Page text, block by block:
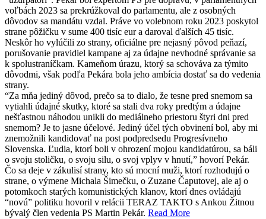
voľbách 2023 sa prekrúžkoval do parlamentu, ale z osobných
dôvodov sa mandátu vzdal. Práve vo volebnom roku 2023 poskytol
strane pôžičku v sume 400 tisíc eur a daroval ďalších 45 tisíc.
Neskôr ho vylúčili zo strany, oficiálne pre nejasný pôvod peňazí,
porušovanie pravidiel kampane aj za údajne nevhodné správanie sa
k spolustraníčkam. Kameňom úrazu, ktorý sa schováva za týmito
dôvodmi, však podľa Pekára bola jeho ambícia dostať sa do vedenia
strany.
“Za mňa jediný dôvod, prečo sa to dialo, že tesne pred snemom sa
vytiahli údajné skutky, ktoré sa stali dva roky predtým a údajne
nešťastnou náhodou unikli do mediálneho priestoru štyri dni pred
snemom? Je to jasne účelové. Jediný účel tých obvinení bol, aby mi
znemožnili kandidovať na post podpredsedu Progresívneho
Slovenska. Ľudia, ktorí boli v ohrození mojou kandidatúrou, sa báli
o svoju stoličku, o svoju silu, o svoj vplyv v hnutí,” hovorí Pekár.
Čo sa deje v zákulisí strany, kto sú mocní muži, ktorí rozhodujú o
strane, o výmene Michala Šimečku, o Zuzane Čaputovej, ale aj o
potomkoch starých komunistických klanov, ktorí dnes ovládajú
“novú” politiku hovoril v relácii TERAZ TAKTO s Ankou Žitnou
bývalý člen vedenia PS Martin Pekár. Read More